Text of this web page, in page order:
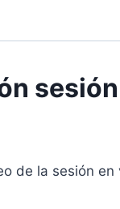
de la sesión en